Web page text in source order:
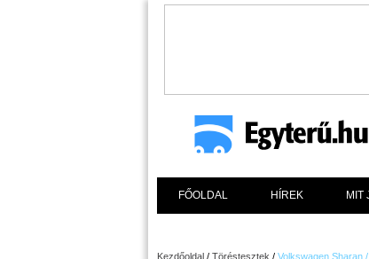
FŐOLDAL HÍREK MIT
Kezdőoldal / Töréstesztek / Volkswagen Sharan